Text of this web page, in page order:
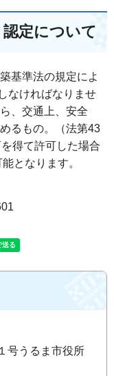
定について
基準法の規定によ
なければなりませ
、交通上、安全
るもの。（法第43
得て許可した場合
となります。
号うるま市役所